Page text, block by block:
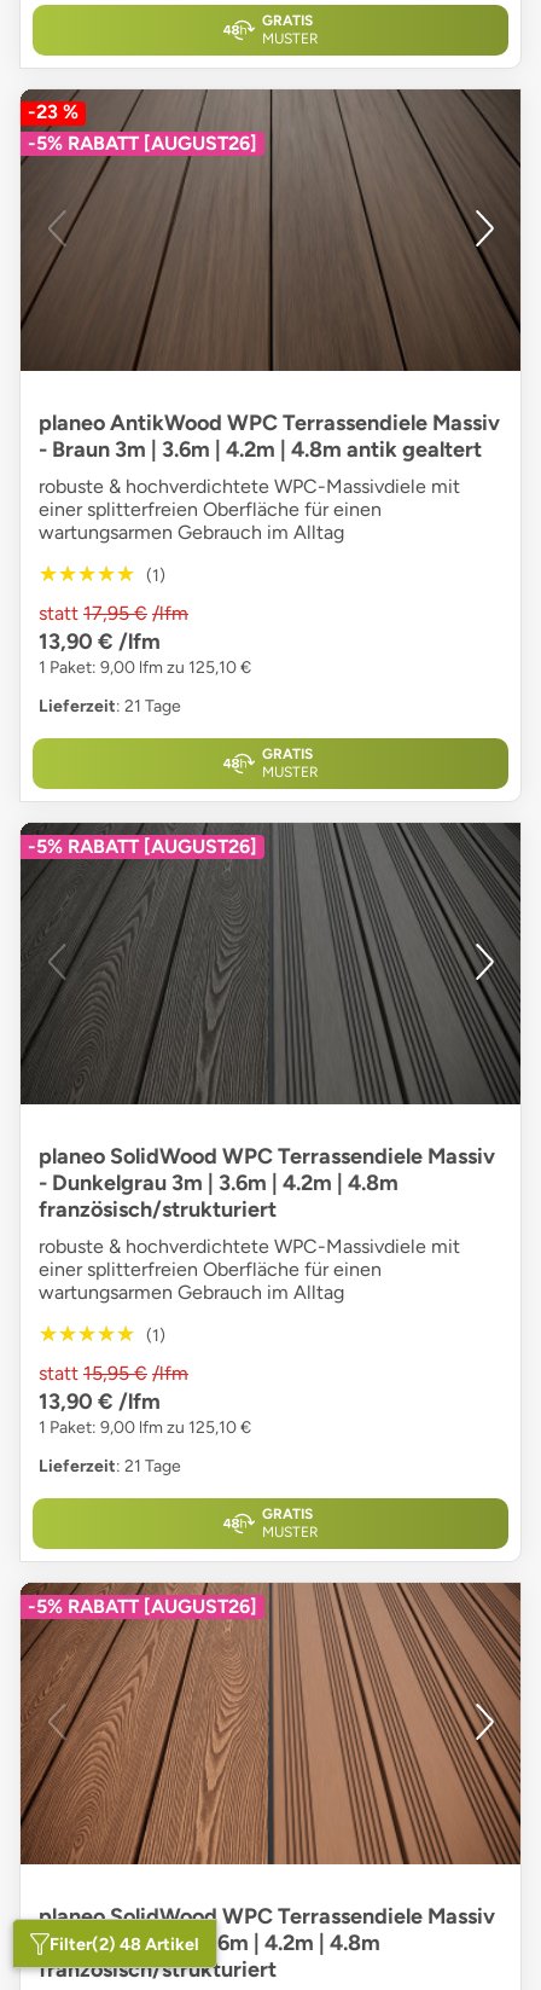
GRATIS
MUSTER
-23 %
-5% RABATT [AUGUST26]
planeo AntikWood WPC Terrassendiele Massiv
- Braun 3m | 3.6m | 4.2m | 4.8m antik gealtert
robuste & hochverdichtete WPC-Massivdiele mit
einer splitterfreien Oberfläche für einen
wartungsarmen Gebrauch im Alltag
★★★★★
★★★★★ (1)
statt 17,95 € /lfm
13,90 € /lfm
1 Paket: 9,00 lfm zu 125,10 €
Lieferzeit: 21 Tage
GRATIS
MUSTER
-5% RABATT [AUGUST26]
planeo SolidWood WPC Terrassendiele Massiv
- Dunkelgrau 3m | 3.6m | 4.2m | 4.8m
französisch/strukturiert
robuste & hochverdichtete WPC-Massivdiele mit
einer splitterfreien Oberfläche für einen
wartungsarmen Gebrauch im Alltag
★★★★★
★★★★★ (1)
statt 15,95 € /lfm
13,90 € /lfm
1 Paket: 9,00 lfm zu 125,10 €
Lieferzeit: 21 Tage
GRATIS
MUSTER
-5% RABATT [AUGUST26]
planeo SolidWood WPC Terrassendiele Massiv
- Hellbraun 3m | 3.6m | 4.2m | 4.8m
französisch/strukturiert
Filter(2) 48 Artikel